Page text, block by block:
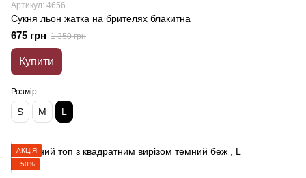
Артикул: 4656
Сукня льон жатка на брителях блакитна
675 грн 1 350 грн
Купити
Розмір
S M L
АКЦІЯ
−50%